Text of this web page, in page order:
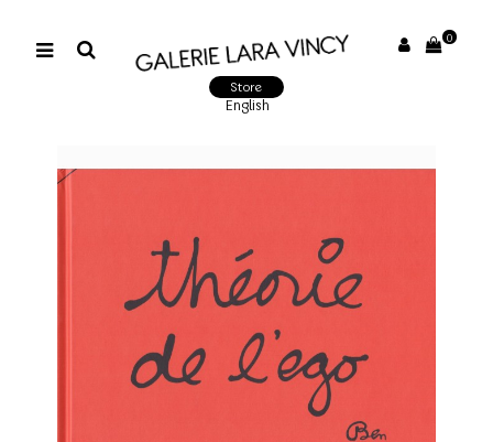
0
Store
English